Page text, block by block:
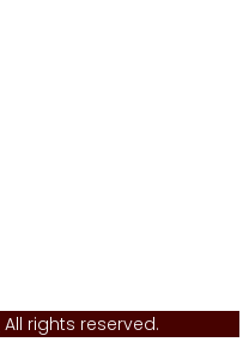
All rights reserved.